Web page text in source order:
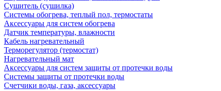
Сушитель (сушилка)
Системы обогрева, теплый пол, термостаты
Аксессуары для систем обогрева
Датчик температуры, влажности
Кабель нагревательный
Терморегулятор (термостат)
Нагревательный мат
Аксессуары для систем защиты от протечки воды
Системы защиты от протечки воды
Счетчики воды, газа, аксессуары